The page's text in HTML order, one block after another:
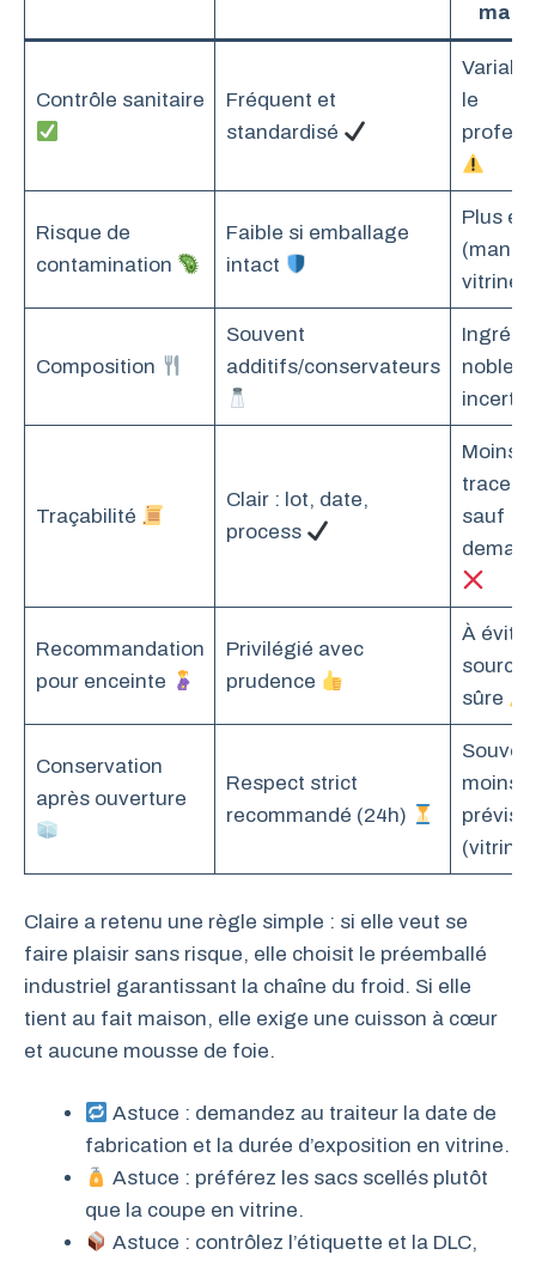
Contrôle sanitaire
Fréquent et
standardisé
le
Risque de
contamination
Faible si emballage
intact
Plus
vitrine)
Composition
Souvent
additifs/conservateurs
nobles
Traçabilité
Clair : lot, date,
process
Moins
trace
sauf
Recommandation
pour enceinte
Privilégié avec
prudence
À
source
sûre
Conservation
après ouverture
Respect strict
recommandé (24h)
moins
Claire a retenu une règle simple : si elle veut se
faire plaisir sans risque, elle choisit le préemballé
industriel garantissant la chaîne du froid. Si elle
tient au fait maison, elle exige une cuisson à cœur
et aucune mousse de foie.
Astuce : demandez au traiteur la date de
fabrication et la durée d’exposition en vitrine.
Astuce : préférez les sacs scellés plutôt
que la coupe en vitrine.
Astuce : contrôlez l’étiquette et la DLC,